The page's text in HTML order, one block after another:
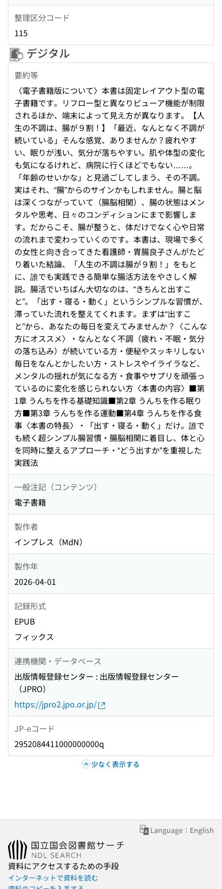
整理区分コード
115
デジタル
要約等
〈電子書籍版について〉本書は固定レイアウト型の電
子書籍です。リフロー型と異なりビューア機能が制限
されるほか、端末によって見え方が異なります。【人
生の不調は、腸が９割！】「最近、なんとなく不調が
続いている」そんな感覚、ありませんか？疲れやす
い、眠りが浅い、気分が落ちやすい。肌や体型の変化
も気になるけれど、病院に行くほどでもない……。
「年齢のせいかな」と見過ごしてしまう、その不調。
実はそれ、“腸”からのサインかもしれません。腸と脳
は深くつながっていて（腸脳相関）、腸の状態はメン
タルや思考、日々のコンディションにまで影響しま
す。だからこそ、腸が整うと、体だけでなく心や日常
の流れまで変わっていくのです。本書は、現場で多く
の女性と向き合ってきた看護師・胃腸良子さんがたど
り着いた結論、「人生の不調は腸が９割！」をもと
に、誰でも実践できる簡単な腸活方法をやさしく解
説。腸活でいちばん大切なのは、“きちんと出すこ
と”。「出す・寝る・動く」というシンプルな習慣が、
滞っていた流れを整えてくれます。まずは“出すこ
と”から、あなたの毎日を変えてみませんか？〈こんな
方にオススメ〉・なんとなく不調（疲れ・不眠・気分
の落ち込み）が続いている方・便秘やスッキリしない
毎日をなんとかしたい方・ストレスやイライラなど、
メンタルの揺れが気になる方・食事やサプリを頑張っ
ているのに変化を感じられない方〈本書の内容〉■第
1章 うんちを作る基礎知識■第2章 うんちを作る眠り
方■第3章 うんちを作る運動■第4章 うんちを作る食
事〈本書の特長〉・「出す・寝る・動く」だけ。誰で
も続く超シンプル腸習慣・腸脳相関に着目し、体と心
を同時に整えるアプローチ・“どう出すか”を重視した
実践法
一般注記（コンテンツ）
電子書籍
製作者
インプレス（MdN）
製作年
2026-04-01
記録形式
EPUB
フィックス
連携機関・データベース
出版情報登録センター : 出版情報登録センター
（JPRO）
https://jpro2.jpo.or.jp/
JP-eコード
2952084411000000000q
少なく表示する
Language：English
資料にアクセスするための手段
インターネットで資料を読む